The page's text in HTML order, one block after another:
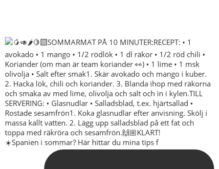
☀️Spanien i sommar? Här hittar du mina tips f